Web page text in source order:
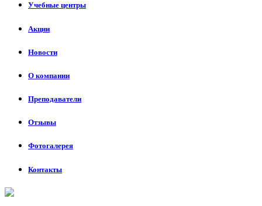
Учебные центры
Акции
Новости
О компании
Преподаватели
Отзывы
Фотогалерея
Контакты